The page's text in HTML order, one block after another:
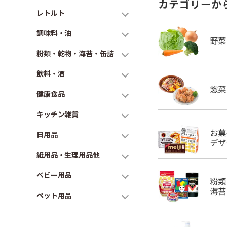
レトルト
調味料・油
粉類・乾物・海苔・缶詰
飲料・酒
健康食品
キッチン雑貨
日用品
紙用品・生理用品他
ベビー用品
ペット用品
カテゴリーか